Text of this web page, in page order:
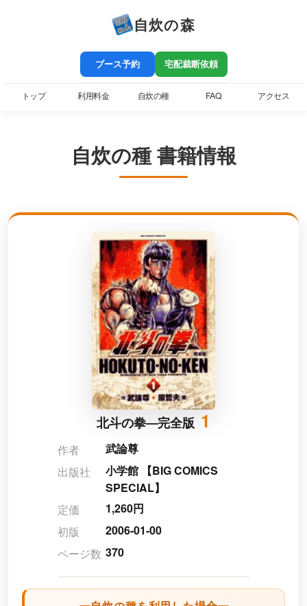
自炊の森
ブース予約 宅配裁断依頼
トップ 利用料金 自炊の種 FAQ アクセス
自炊の種 書籍情報
北斗の拳―完全版 1
作者
武論尊
出版社
小学館 【BIG COMICS
SPECIAL】
定価
1,260円
初版
2006-01-00
ページ数 370